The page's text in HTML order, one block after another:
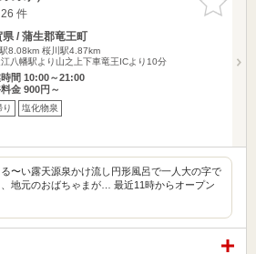
りに追加
件
県 / 蒲生郡竜王町
8.08km 桜川駅4.87km
八幡駅より山之上下車竜王ICより10分
間 10:00～21:00
金 900円～
り 塩化物泉
〜い露天源泉かけ流し円形風呂で一人大の字で
、地元のおばちゃまが… 最近11時からオープン